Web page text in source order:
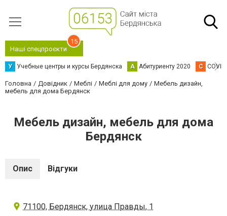
Наші спецпроєкти
15
У Учебные центры и курсы Бердянска А Абитуриенту 2020 C
Головна Довідник Меблі Меблі для дому
Мебель дизайн,
мебель для дома Бердянск
Мебель дизайн, мебель для дома
Бердянск
Опис Відгуки
71100, Бердянск, улица Правды, 1